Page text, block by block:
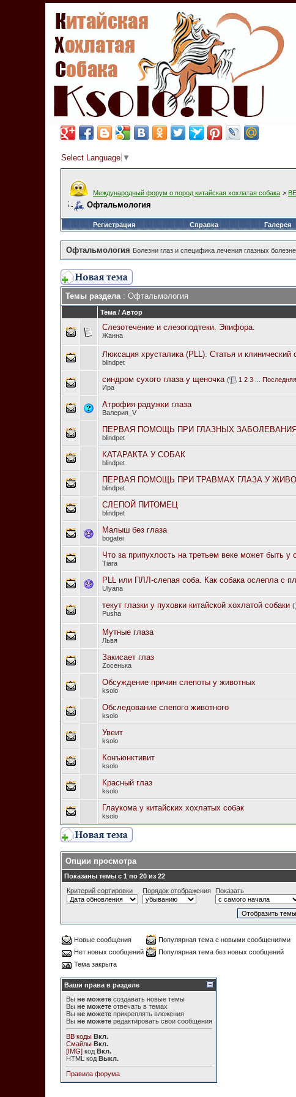
Select Language ▼
Международный форум о пород китайская хохлатая собака >
Офтальмология
Регистрация Справка Галерея
Офтальмология Болезни глаз и специфика лечения глазных
Темы раздела: Офтальмология
Тема / Автор
Слезотечение и слезоподтеки. Эпифора.
Жанна
Люксация хрусталика (PLL). Статья и клинический
blindpet
синдром сухого глаза у щеночка ( 1 2 3
Ира
Атрофия радужки глаза
Валерия_V
ПЕРВАЯ ПОМОЩЬ ПРИ ГЛАЗНЫХ
blindpet
КАТАРАКТА У СОБАК
blindpet
ПЕРВАЯ ПОМОЩЬ ПРИ ТРАВМАХ ГЛАЗА У
blindpet
СЛЕПОЙ ПИТОМЕЦ
blindpet
Малыш без глаза
bogatei
Что за припухлость на третьем веке может быть у
Tiara
PLL или ПЛЛ-слепая соба. Как собака ослепла с
Ulyana
текут глазки у пуховки китайской хохлатой собаки (
Pusha
Мутные глаза
Львя
Закисает глаз
Zосенька
Обсуждение причин слепоты у животных
ksolo
Обследование слепого животного
ksolo
Увеит
ksolo
Конъюнктивит
ksolo
Красный глаз
ksolo
Глаукома у китайских хохлатых собак
ksolo
Опции просмотра
Показаны темы с 1 по 20 из 22
Критерий сортировки
Порядок отображения Показать
Новые сообщения
Популярная тема с новыми сообщениями
Нет новых сообщений
Популярная тема без новых сообщений
Тема закрыта
Ваши права в разделе
Вы не можете создавать новые темы
Вы не можете отвечать в темах
Вы не можете прикреплять вложения
Вы не можете редактировать свои сообщения
BB коды Вкл.
Смайлы Вкл.
[IMG] код Вкл.
HTML код Выкл.
Правила форума